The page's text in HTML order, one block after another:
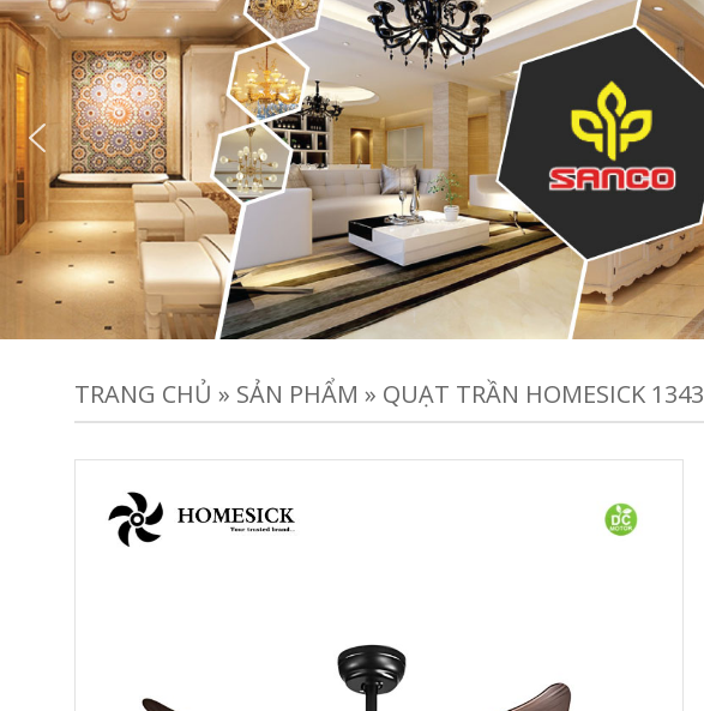
TRANG CHỦ » SẢN PHẨM » QUẠT TRẦN HOMESICK 1343